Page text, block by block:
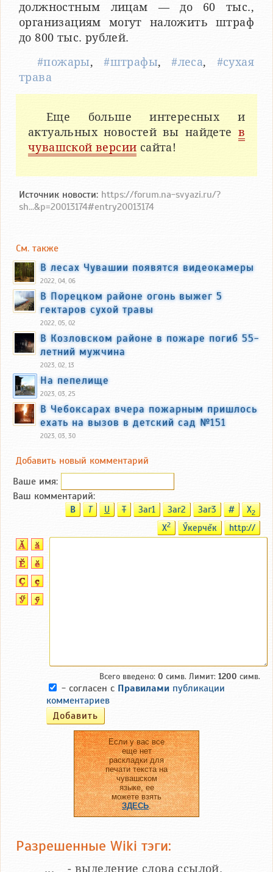
должностным лицам — до 60 тыс.,
организациям могут наложить штраф
до 800 тыс. рублей.
#пожары,#штрафы,#леса, #сухая
трава
Еще больше интересных и
актуальных новостей вы найдете в
чувашской версии сайта!
Источник новости: https://forum.na-svyazi.ru/?
sh...&p=20013174#entry20013174
См. также
В лесах Чувашии появятся видеокамеры
2022, 04, 06
В Порецком районе огонь выжег 5
гектаров сухой травы
2022, 05, 02
В Козловском районе в пожаре погиб 55-
летний мужчина
2023, 02, 13
На пепелище
2023, 03, 25
В Чебоксарах вчера пожарным пришлось
ехать на вызов в детский сад №151
2023, 03, 30
Добавить новый комментарий
Ваше имя:
Ваш комментарий:
B T U T Заг1 Заг2 Заг3 # X2
X2 Ӳкерчĕк http://
Всего введено: 0 симв. Лимит: 1200 симв.
- согласен с Правилами публикации
комментариев
Если у вас все
еще нет
раскладки для
печати текста на
чувашском
языке, ее
можете взять
ЗДЕСЬ.
Разрешенные Wiki тэги:
__...__ - выделение слова ссылой.